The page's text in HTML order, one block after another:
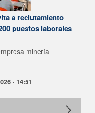
a reclutamiento
puestos laborales
minería
- 14:51